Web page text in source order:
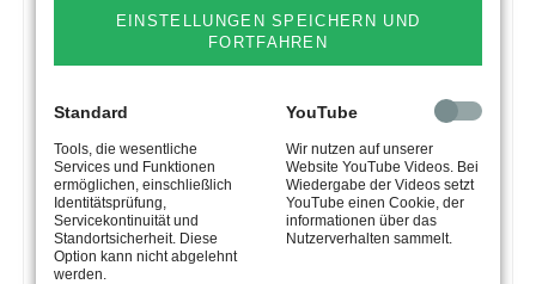
EINSTELLUNGEN SPEICHERN UND
FORTFAHREN
Standard
Tools, die wesentliche
Services und Funktionen
ermöglichen, einschließlich
Identitätsprüfung,
Servicekontinuität und
Standortsicherheit. Diese
Option kann nicht abgelehnt
werden.
YouTube
Wir nutzen auf unserer
Website YouTube Videos. Bei
Wiedergabe der Videos setzt
YouTube einen Cookie, der
informationen über das
Nutzerverhalten sammelt.